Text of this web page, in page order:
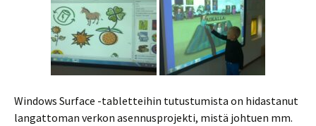
Windows Surface -tabletteihin tutustumista on hidastanut
langattoman verkon asennusprojekti, mistä johtuen mm.